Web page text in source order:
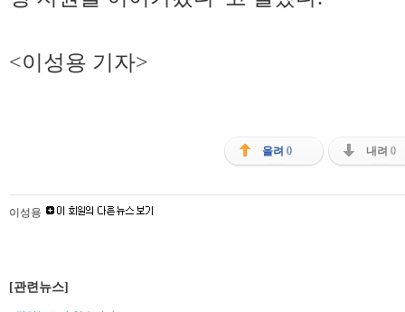
<이성용 기자>
올려 0 내려 0
이성용
[관련뉴스]